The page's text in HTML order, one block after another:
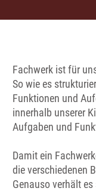
Fachwerk ist für
So wie es
Funktionen und
innerhalb unserer
Aufgaben und
Damit ein
die verschiedenen
Genauso verhält